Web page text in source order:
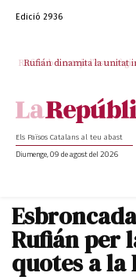
Edició 2936
Rufián dinamita la unitat
Els Països Catalans al teu abast
Diumenge, 09 de agost del 2026
Rufián per
quotes a